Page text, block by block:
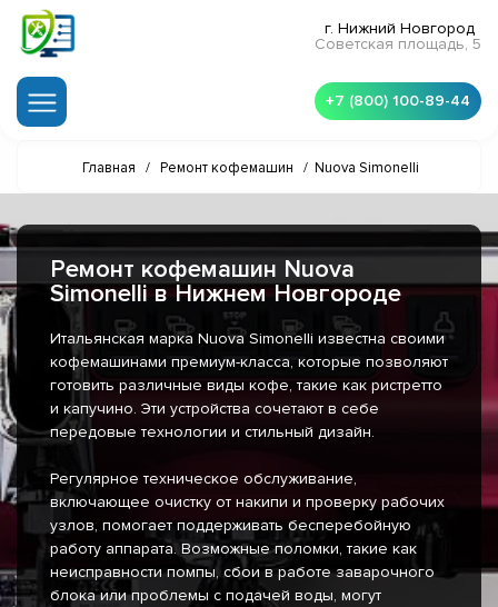
г. Нижний Новгород
Советская площадь, 5
+7 (800) 100-89-44
Главная / Ремонт кофемашин / Nuova Simonelli
Ремонт кофемашин Nuova
Simonelli в Нижнем Новгороде
Итальянская марка Nuova Simonelli известна своими
кофемашинами премиум-класса, которые позволяют
готовить различные виды кофе, такие как ристретто
и капучино. Эти устройства сочетают в себе
передовые технологии и стильный дизайн.
Регулярное техническое обслуживание,
включающее очистку от накипи и проверку рабочих
узлов, помогает поддерживать бесперебойную
работу аппарата. Возможные поломки, такие как
неисправности помпы, сбои в работе заварочного
блока или проблемы с подачей воды, могут